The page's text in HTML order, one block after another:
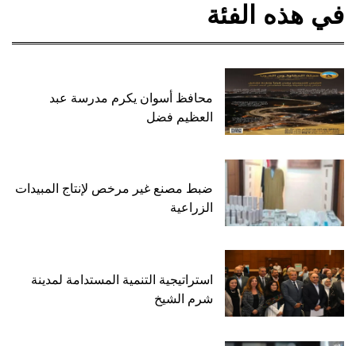
في هذه الفئة
محافظ أسوان يكرم مدرسة عبد
العظيم فضل
ضبط مصنع غير مرخص لإنتاج المبيدات
الزراعية
استراتيجية التنمية المستدامة لمدينة
شرم الشيخ